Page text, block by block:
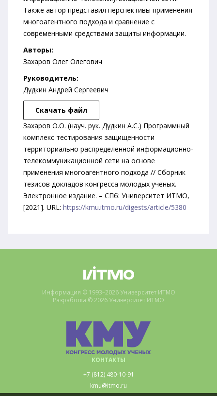
Также автор представил перспективы применения
многоагентного подхода и сравнение с
современными средствами защиты информации.
Авторы:
Захаров Олег Олегович
Руководитель:
Дудкин Андрей Сергеевич
Скачать файл
Захаров О.О. (науч. рук. Дудкин А.С.) Программный
комплекс тестирования защищенности
территориально распределенной информационно-
телекоммуникационной сети на основе
применения многоагентного подхода // Сборник
тезисов докладов конгресса молодых ученых.
Электронное издание. – СПб: Университет ИТМО,
[2021]. URL: https://kmu.itmo.ru/digests/article/5380
Информация © 1993–2026 Университет ИТМО
Разработка © 2026 Университет ИТМО
КОНТАКТЫ
+7 (812) 480-10-91
kmu@itmo.ru